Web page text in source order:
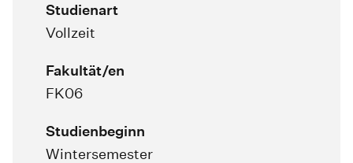
Studienart
Vollzeit
Fakultät/en
FK06
Studienbeginn
Wintersemester